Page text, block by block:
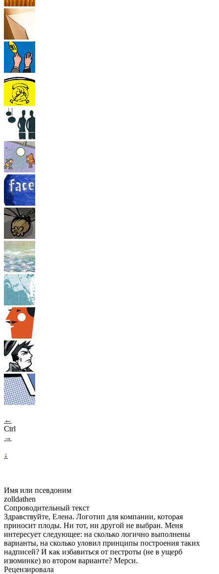
←
Ctrl
→
↓
Имя или псевдоним
zolldathen
Сопроводительный текст
Здравствуйте, Елена. Логотип для компании, которая
приносит плоды. Ни тот, ни другой не выбран. Меня
интересует следующее: на сколько логично выполнены
варианты, на сколько уловил принципы построения таких
надписей? И как избавиться от пестроты (не в ущерб
изюминке) во втором варианте? Мерси.
Рецензировала